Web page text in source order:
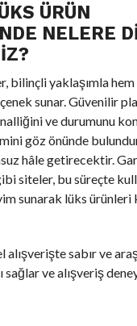
ÜRÜN
NELERE
bilinçli yaklaşımla
sunar. Güvenilir
ve durumunu
göz önünde
hâle getirecektir.
siteler, bu süreçte
sunarak lüks
alışverişte sabır ve
sağlar ve alışveriş